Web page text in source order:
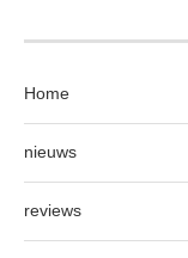
Home
nieuws
reviews